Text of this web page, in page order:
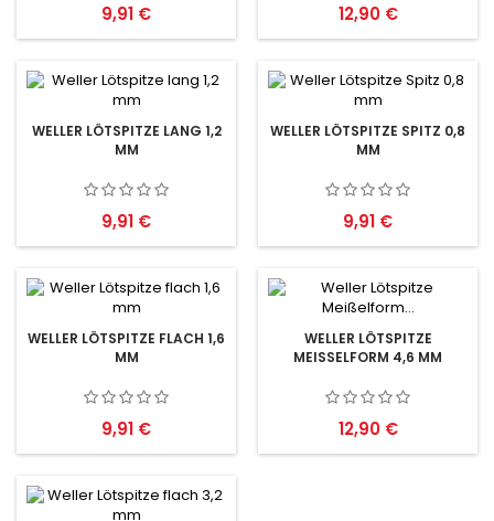
Preis
9,91 € Preis
12,90 €
WELLER LÖTSPITZE LANG 1,2
MM
Preis
9,91 €
WELLER LÖTSPITZE SPITZ 0,8
MM
Preis
9,91 €
WELLER LÖTSPITZE FLACH 1,6
MM
Preis
9,91 €
WELLER LÖTSPITZE
MEISSELFORM 4,6 MM
Preis
12,90 €